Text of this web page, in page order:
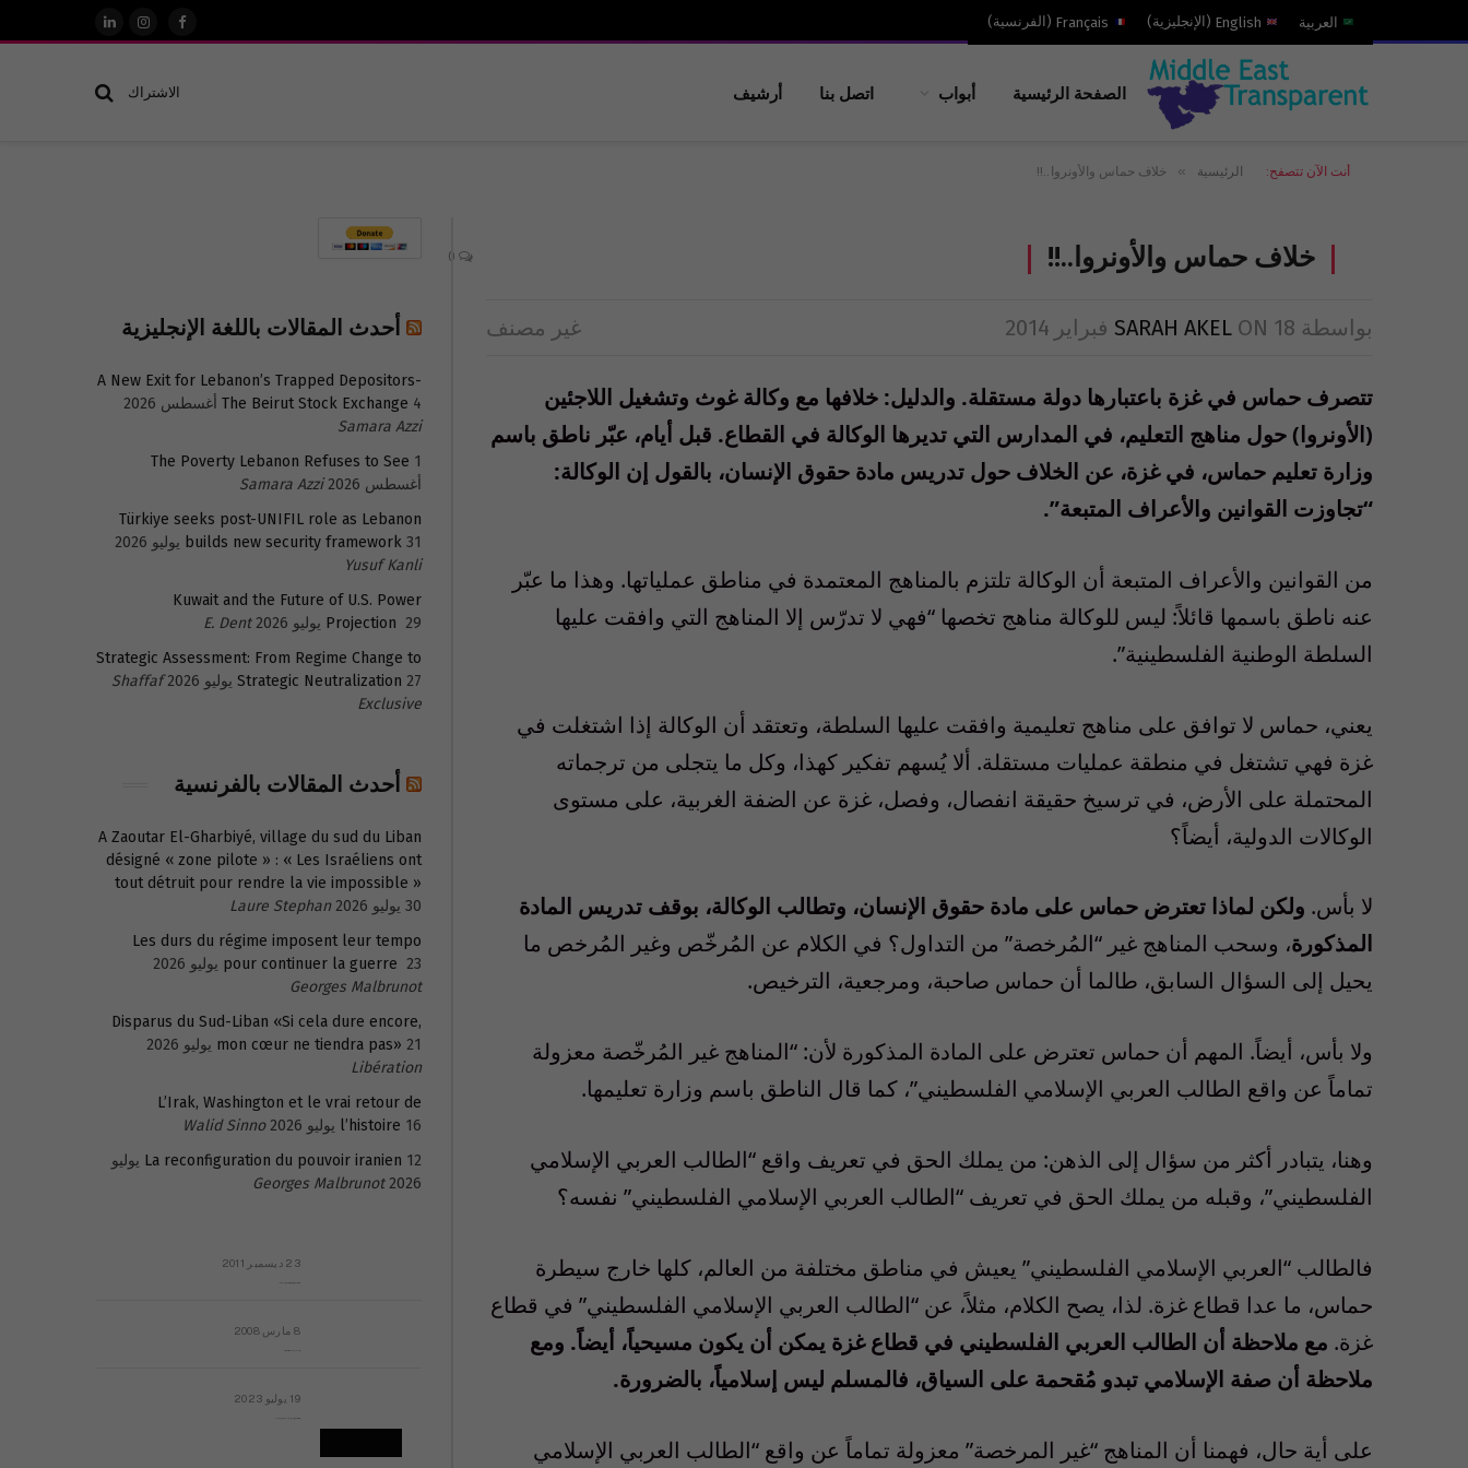
العربية English
( الإنجليزية)
Français
( الفرنسية)
فيسبوكالانستغرام
لينكدإن
الصفحة الرئيسية أبواب اتصل بنا أرشيف الاشتراك
أنت الآن تتصفح: الرئيسية » خلاف حماس والأونروا..!!
خلاف حماس والأونروا..!!
بواسطة SARAH AKEL ON 18 فبراير 2014 غير مصنف
تتصرف حماس في غزة باعتبارها دولة مستقلة. والدليل: خلافها مع وكالة غوث وتشغيل اللاجئين
(الأونروا) حول مناهج التعليم، في المدارس التي تديرها الوكالة في القطاع. قبل أيام، عبّر ناطق باسم
وزارة تعليم حماس، في غزة، عن الخلاف حول تدريس مادة حقوق الإنسان، بالقول إن الوكالة:
“تجاوزت القوانين والأعراف المتبعة”.
من القوانين والأعراف المتبعة أن الوكالة تلتزم بالمناهج المعتمدة في مناطق عملياتها. وهذا ما عبّر
عنه ناطق باسمها قائلاً: ليس للوكالة مناهج تخصها “فهي لا تدرّس إلا المناهج التي وافقت عليها
السلطة الوطنية الفلسطينية”.
يعني، حماس لا توافق على مناهج تعليمية وافقت عليها السلطة، وتعتقد أن الوكالة إذا اشتغلت في
غزة فهي تشتغل في منطقة عمليات مستقلة. ألا يُسهم تفكير كهذا، وكل ما يتجلى من ترجماته
المحتملة على الأرض، في ترسيخ حقيقة انفصال، وفصل، غزة عن الضفة الغربية، على مستوى
الوكالات الدولية، أيضاً؟
لا بأس. ولكن لماذا تعترض حماس على مادة حقوق الإنسان، وتطالب الوكالة، بوقف تدريس المادة
المذكورة، وسحب المناهج غير “المُرخصة” من التداول؟ في الكلام عن المُرخّص وغير المُرخص ما
يحيل إلى السؤال السابق، طالما أن حماس صاحبة، ومرجعية، الترخيص.
ولا بأس، أيضاً. المهم أن حماس تعترض على المادة المذكورة لأن: “المناهج غير المُرخّصة معزولة
تماماً عن واقع الطالب العربي الإسلامي الفلسطيني”، كما قال الناطق باسم وزارة تعليمها.
وهنا، يتبادر أكثر من سؤال إلى الذهن: من يملك الحق في تعريف واقع “الطالب العربي الإسلامي
الفلسطيني”، وقبله من يملك الحق في تعريف “الطالب العربي الإسلامي الفلسطيني” نفسه؟
فالطالب “العربي الإسلامي الفلسطيني” يعيش في مناطق مختلفة من العالم، كلها خارج سيطرة
حماس، ما عدا قطاع غزة. لذا، يصح الكلام، مثلاً، عن “الطالب العربي الإسلامي الفلسطيني” في قطاع
غزة. مع ملاحظة أن الطالب العربي الفلسطيني في قطاع غزة يمكن أن يكون مسيحياً، أيضاً. ومع
ملاحظة أن صفة الإسلامي تبدو مُقحمة على السياق، فالمسلم ليس إسلامياً، بالضرورة.
على أية حال، فهمنا أن المناهج “غير المرخصة” معزولة تماماً عن واقع “الطالب العربي الإسلامي
أحدث المقالات باللغة الإنجليزية
A New Exit for Lebanon’s Trapped Depositors-
The Beirut Stock Exchange 4 أغسطس 2026
Samara Azzi
The Poverty Lebanon Refuses to See 1
أغسطس 2026
Samara Azzi
Türkiye seeks post-UNIFIL role as Lebanon
builds new security framework 31 يوليو 2026
Yusuf Kanli
Kuwait and the Future of U.S. Power
Projection 29 يوليو 2026
E. Dent
Strategic Assessment: From Regime Change to
Strategic Neutralization 27 يوليو 2026
Shaffaf
Exclusive
أحدث المقالات بالفرنسية
A Zaoutar El-Gharbiyé, village du sud du Liban
désigné « zone pilote » : « Les Israéliens ont
tout détruit pour rendre la vie impossible »
30 يوليو 2026
Laure Stephan
Les durs du régime imposent leur tempo
pour continuer la guerre 23 يوليو 2026
Georges Malbrunot
Disparus du Sud-Liban «Si cela dure encore,
mon cœur ne tiendra pas» 21 يوليو 2026
Libération
L’Irak, Washington et le vrai retour de
l’histoire 16 يوليو 2026
Walid Sinno
La reconfiguration du pouvoir iranien 12 يوليو
2026
Georges Malbrunot
23 ديسمبر 2011
8 مارس 2008
19 يوليو 2023